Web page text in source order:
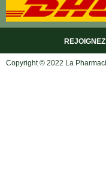
Copyright © 2022 La